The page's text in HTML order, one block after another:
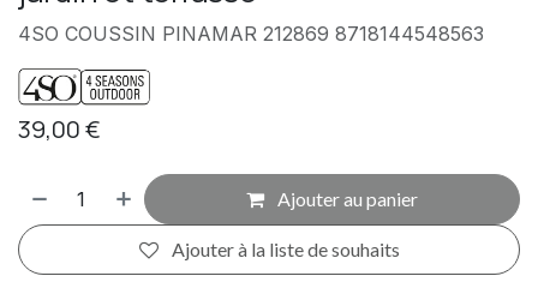
4SO COUSSIN PINAMAR 212869 8718144548563
39,00€
Ajouter au panier
Ajouter à la liste de souhaits